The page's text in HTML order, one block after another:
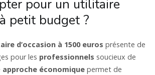
pour un utilitaire
petit budget ?
d’occasion à 1500 euros présente de
pour les professionnels soucieux de
approche économique permet de